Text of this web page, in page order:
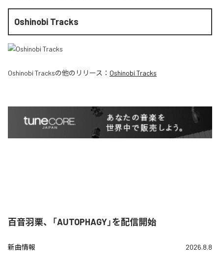
Oshinobi Tracks
Oshinobi Tracksの他のリリース： Oshinobi Tracks
百音羽栗、「AUTOPHAGY」を配信開始
新曲情報 2026.8.8